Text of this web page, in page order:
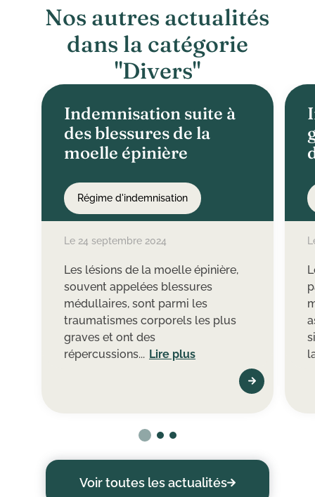
Nos autres actualités
dans la catégorie
"Divers"
Indemnisation suite à
des blessures de la
moelle épinière
Régime d'indemnisation
Le 24 septembre 2024
Les lésions de la moelle épinière,
souvent appelées blessures
médullaires, sont parmi les
traumatismes corporels les plus
graves et ont des
répercussions... Lire plus
Voir toutes les actualités